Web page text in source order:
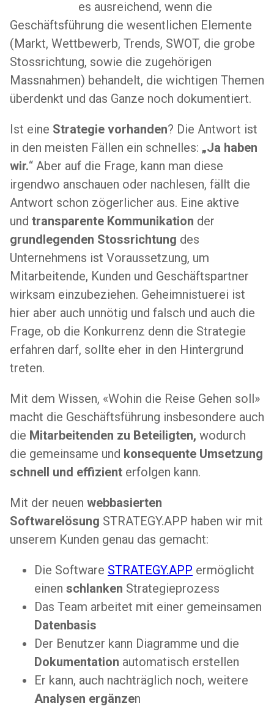
es ausreichend, wenn die
Geschäftsführung die wesentlichen Elemente
(Markt, Wettbewerb, Trends, SWOT, die grobe
Stossrichtung, sowie die zugehörigen
Massnahmen) behandelt, die wichtigen Themen
überdenkt und das Ganze noch dokumentiert.
Ist eine Strategie vorhanden? Die Antwort ist
in den meisten Fällen ein schnelles: „Ja haben
wir.“ Aber auf die Frage, kann man diese
irgendwo anschauen oder nachlesen, fällt die
Antwort schon zögerlicher aus. Eine aktive
und transparente Kommunikation der
grundlegenden Stossrichtung des
Unternehmens ist Voraussetzung, um
Mitarbeitende, Kunden und Geschäftspartner
wirksam einzubeziehen. Geheimnistuerei ist
hier aber auch unnötig und falsch und auch die
Frage, ob die Konkurrenz denn die Strategie
erfahren darf, sollte eher in den Hintergrund
treten.
Mit dem Wissen, «Wohin die Reise Gehen soll»
macht die Geschäftsführung insbesondere auch
die Mitarbeitenden zu Beteiligten, wodurch
die gemeinsame und konsequente Umsetzung
schnell und effizient erfolgen kann.
Mit der neuen webbasierten
Softwarelösung STRATEGY.APP haben wir mit
unserem Kunden genau das gemacht:
Die Software STRATEGY.APP ermöglicht
einen schlanken Strategieprozess
Das Team arbeitet mit einer gemeinsamen
Datenbasis
Der Benutzer kann Diagramme und die
Dokumentation automatisch erstellen
Er kann, auch nachträglich noch, weitere
Analysen ergänzen